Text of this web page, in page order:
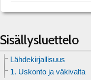
Sisällysluettelo
Lähdekirjallisuus
1. Uskonto ja väkivalta